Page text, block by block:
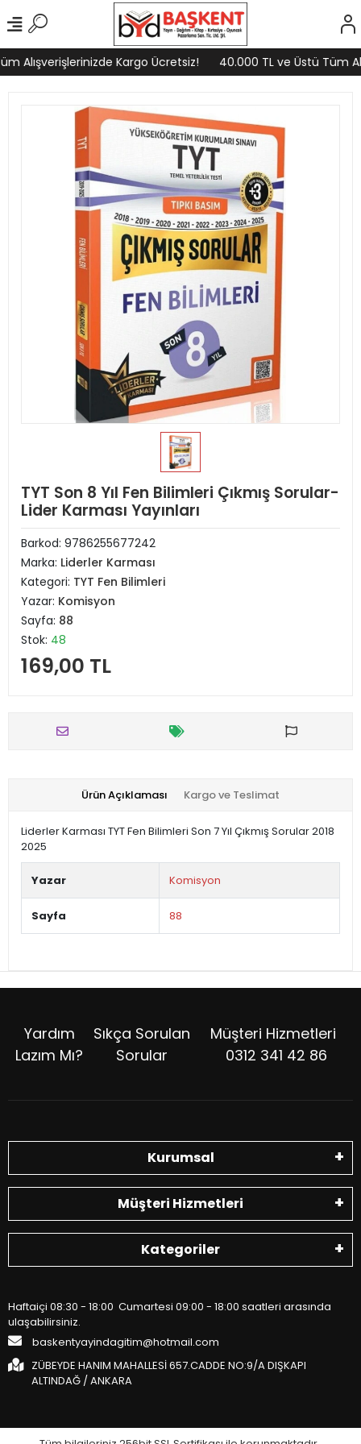
Alışverişlerinizde Kargo Ücretsiz! 40.000 TL ve Üstü Tüm
TYT Son 8 Yıl Fen Bilimleri Çıkmış Sorular-
Lider Karması Yayınları
Barkod: 9786255677242
Marka: Liderler Karması
Kategori: TYT Fen Bilimleri
Yazar: Komisyon
Sayfa: 88
Stok: 48
169,00 TL
Ürün Açıklaması Kargo ve Teslimat
Liderler Karması TYT Fen Bilimleri Son 7 Yıl Çıkmış Sorular 2018
2025
Yazar Komisyon
Sayfa 88
Yardım
Lazım Mı?
Sıkça Sorulan
Sorular
Müşteri Hizmetleri
0312 341 42 86
Kurumsal
Müşteri Hizmetleri
Kategoriler
Haftaiçi 08:30 - 18:00 Cumartesi 09:00 - 18:00 saatleri arasında
ulaşabilirsiniz.
baskentyayindagitim@hotmail.com
ZÜBEYDE HANIM MAHALLESİ 657.CADDE NO:9/A DIŞKAPI
ALTINDAĞ / ANKARA